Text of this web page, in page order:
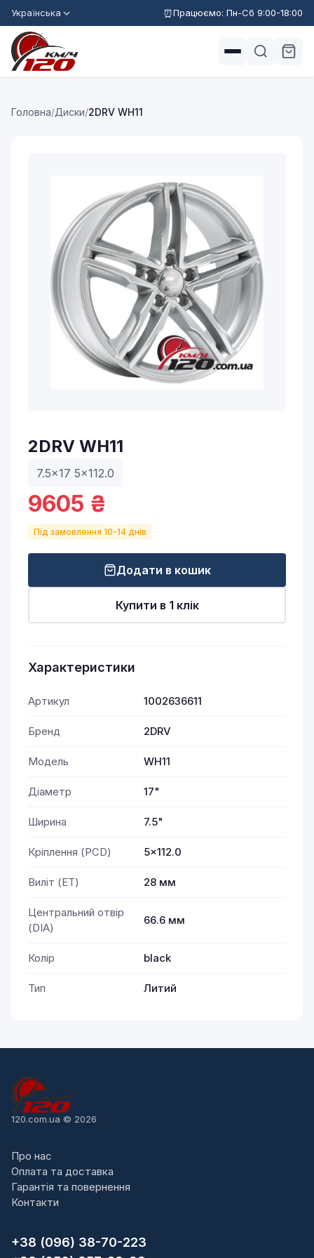
Українська Працюємо: Пн-Сб 9:00-18:00
Головна/Диски/2DRV WH11
2DRV WH11
7.5x17 5x112.0
9605 ₴
Під замовлення 10-14 днів
Додати в кошик
Купити в 1 клік
Характеристики
Артикул 1002636611
Бренд 2DRV
Модель WH11
Діаметр 17"
Ширина 7.5"
Кріплення (PCD) 5x112.0
Виліт (ET) 28 мм
Центральний отвір
(DIA)
66.6 мм
Колір black
Тип Литий
120.com.ua © 2026
Про нас
Оплата та доставка
Гарантія та повернення
Контакти
+38 (096) 38-70-223